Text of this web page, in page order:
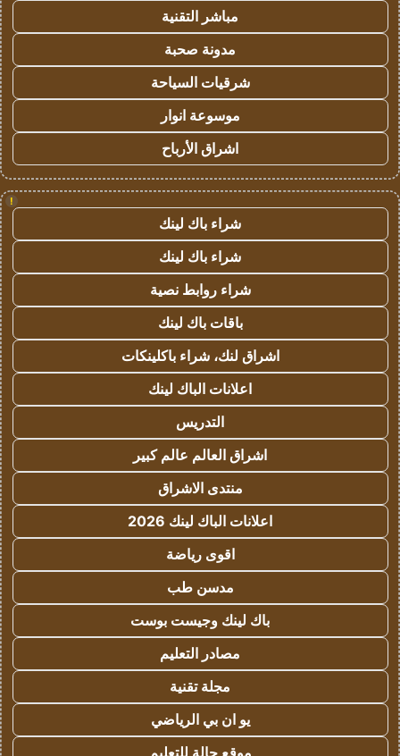
مباشر التقنية
مدونة صحبة
شرقيات السياحة
موسوعة انوار
اشراق الأرباح
!
شراء باك لينك
شراء باك لينك
شراء روابط نصية
باقات باك لينك
اشراق لنك، شراء باكلينكات
اعلانات الباك لينك
التدريس
اشراق العالم عالم كبير
منتدى الاشراق
اعلانات الباك لينك 2026
اقوى رياضة
مدسن طب
باك لينك وجيست بوست
مصادر التعليم
مجلة تقنية
يو ان بي الرياضي
موقع حالة للتعليم